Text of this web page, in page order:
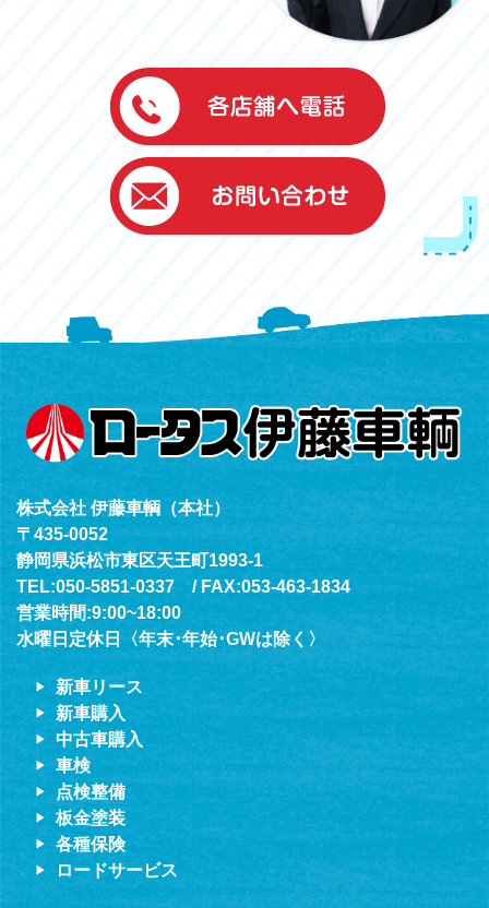
伊藤車輌（本社）
050-5851-0337
グッドワン浜松
050-5851-0338
浜北店
050-5851-0339
（年中無休24h対応）
株式会社 伊藤車輌（本社）
〒435-0052
静岡県浜松市東区天王町1993-1
TEL:050-5851-0337 / FAX:053-463-1834
営業時間:9:00~18:00
水曜日定休日〈年末･年始･GWは除く〉
新車リース
新車購入
中古車購入
車検
点検整備
板金塗装
各種保険
ロードサービス